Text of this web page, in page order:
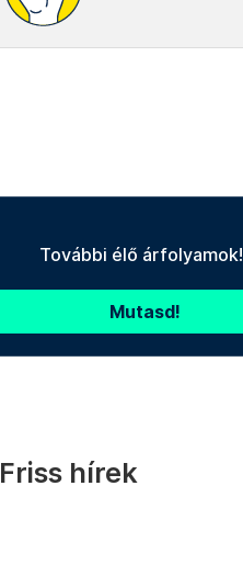
További élő árfolyamok!
Mutasd!
Friss hírek